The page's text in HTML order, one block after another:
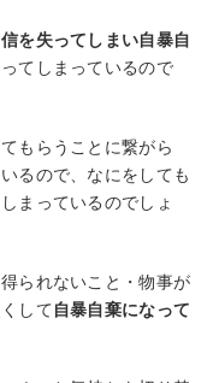
信を失ってしまい自暴自
てしまっているので
もらうことに繋がら
るので、なにをしても
まっているのでしょ
られないこと・物事が
して自暴自棄になって